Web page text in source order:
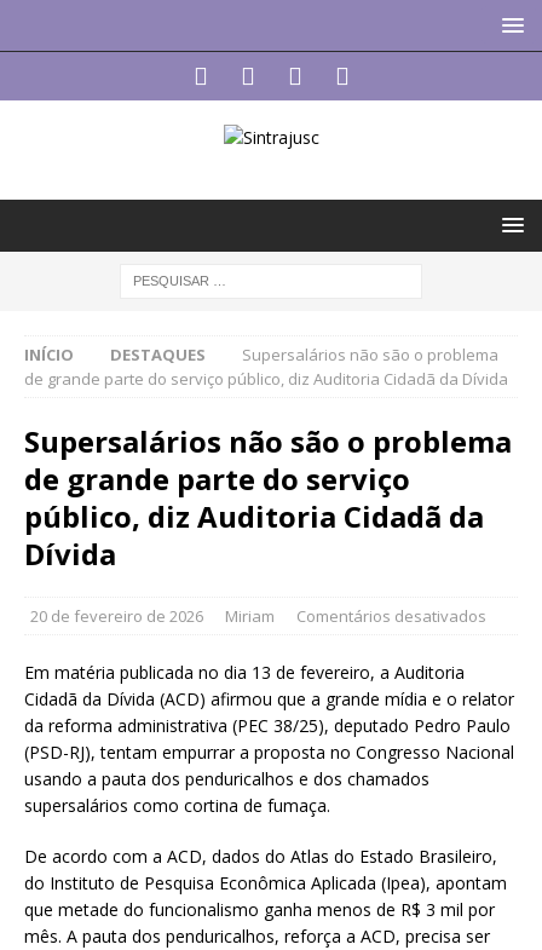
INÍCIO DESTAQUES
Supersalários não são o problema
de grande parte do serviço público, diz Auditoria Cidadã da Dívida
Supersalários não são o problema
de grande parte do serviço
público, diz Auditoria Cidadã da
Dívida
20 de fevereiro de 2026 Miriam Comentários desativados
Em matéria publicada no dia 13 de fevereiro, a Auditoria
Cidadã da Dívida (ACD) afirmou que a grande mídia e o relator
da reforma administrativa (PEC 38/25), deputado Pedro Paulo
(PSD-RJ), tentam empurrar a proposta no Congresso Nacional
usando a pauta dos penduricalhos e dos chamados
supersalários como cortina de fumaça.
De acordo com a ACD, dados do Atlas do Estado Brasileiro,
do Instituto de Pesquisa Econômica Aplicada (Ipea), apontam
que metade do funcionalismo ganha menos de R$ 3 mil por
mês. A pauta dos penduricalhos, reforça a ACD, precisa ser